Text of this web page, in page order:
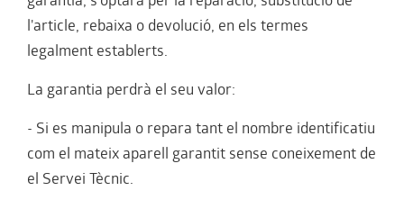
l'article, rebaixa o devolució, en els termes
legalment establerts.
La garantia perdrà el seu valor:
- Si es manipula o repara tant el nombre identificatiu
com el mateix aparell garantit sense coneixement de
el Servei Tècnic.